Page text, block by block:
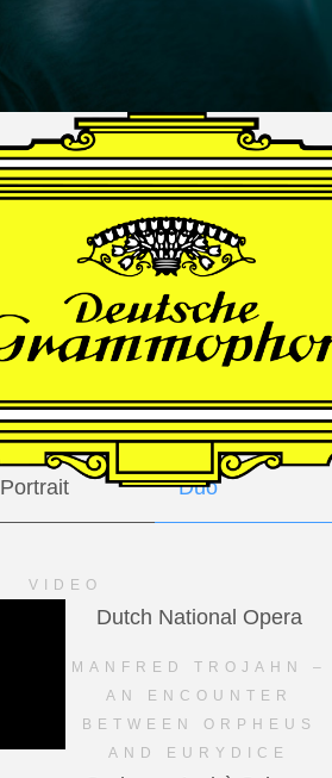
Andrè Schuen,
Baritone
Daniel Heide,
Piano
GALLERY
Portrait Duo
VIDEO
Dutch National Opera
MANFRED TROJAHN –
AN ENCOUNTER
BETWEEN ORPHEUS
AND EURYDICE